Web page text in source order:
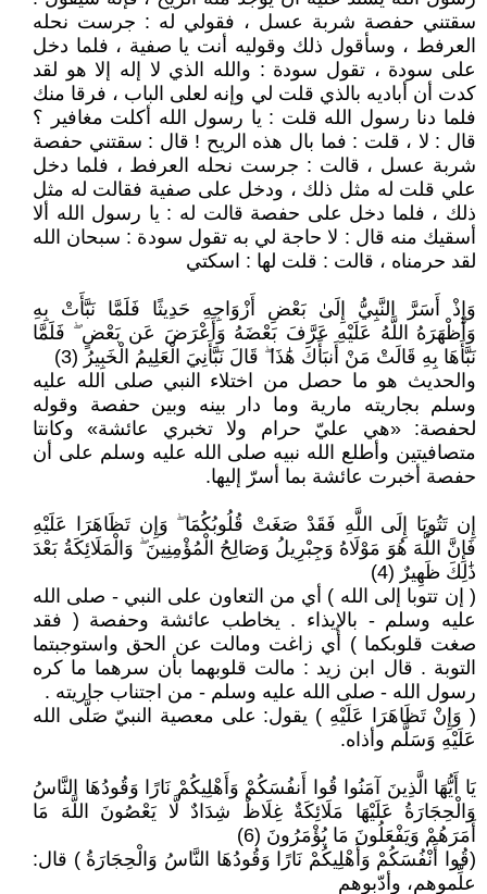
سقتني حفصة شربة عسل ، فقولي له : جرست نحله
العرفط ، وسأقول ذلك وقوليه أنت يا صفية ، فلما دخل
على سودة ، تقول سودة : والله الذي لا إله إلا هو لقد
كدت أن أباديه بالذي قلت لي وإنه لعلى الباب ، فرقا منك
فلما دنا رسول الله قلت : يا رسول الله أكلت مغافير ؟
قال : لا ، قلت : فما بال هذه الريح ! قال : سقتني حفصة
شربة عسل ، قالت : جرست نحله العرفط ، فلما دخل
علي قلت له مثل ذلك ، ودخل على صفية فقالت له مثل
ذلك ، فلما دخل على حفصة قالت له : يا رسول الله ألا
أسقيك منه قال : لا حاجة لي به تقول سودة : سبحان الله
لقد حرمناه ، قالت : قلت لها : اسكتي
وَإِذْ أَسَرَّ النَّبِيُّ إِلَىٰ بَعْضِ أَزْوَاجِهِ حَدِيثًا فَلَمَّا نَبَّأَتْ بِهِ
وَأَظْهَرَهُ اللَّهُ عَلَيْهِ عَرَّفَ بَعْضَهُ وَأَعْرَضَ عَن بَعْضٍ ۖ فَلَمَّا
نَبَّأَهَا بِهِ قَالَتْ مَنْ أَنبَأَكَ هَٰذَا ۖ قَالَ نَبَّأَنِيَ الْعَلِيمُ الْخَبِيرُ (3)
والحديث هو ما حصل من اختلاء النبي صلى الله عليه
وسلم بجاريته مارية وما دار بينه وبين حفصة وقوله
لحفصة: «هي عليّ حرام ولا تخبري عائشة» وكانتا
متصافيتين وأطلع الله نبيه صلى الله عليه وسلم على أن
حفصة أخبرت عائشة بما أسرّ إليها.
إِن تَتُوبَا إِلَى اللَّهِ فَقَدْ صَغَتْ قُلُوبُكُمَا ۖ وَإِن تَظَاهَرَا عَلَيْهِ
فَإِنَّ اللَّهَ هُوَ مَوْلَاهُ وَجِبْرِيلُ وَصَالِحُ الْمُؤْمِنِينَ ۖ وَالْمَلَائِكَةُ بَعْدَ
ذَٰلِكَ ظَهِيرٌ (4)
( إن تتوبا إلى الله ) أي من التعاون على النبي - صلى الله
عليه وسلم - بالإيذاء . يخاطب عائشة وحفصة ( فقد
صغت قلوبكما ) أي زاغت ومالت عن الحق واستوجبتما
التوبة . قال ابن زيد : مالت قلوبهما بأن سرهما ما كره
رسول الله - صلى الله عليه وسلم - من اجتناب جاريته .
( وَإِنْ تَظَاهَرَا عَلَيْهِ ) يقول: على معصية النبيّ صَلَّى الله
عَلَيْهِ وَسَلَّم وأذاه.
يَا أَيُّهَا الَّذِينَ آمَنُوا قُوا أَنفُسَكُمْ وَأَهْلِيكُمْ نَارًا وَقُودُهَا النَّاسُ
وَالْحِجَارَةُ عَلَيْهَا مَلَائِكَةٌ غِلَاظٌ شِدَادٌ لَّا يَعْصُونَ اللَّهَ مَا
أَمَرَهُمْ وَيَفْعَلُونَ مَا يُؤْمَرُونَ (6)
(قُوا أَنْفُسَكُمْ وَأَهْلِيكُمْ نَارًا وَقُودُهَا النَّاسُ وَالْحِجَارَةُ ) قال:
علِّموهم، وأدّبوهم